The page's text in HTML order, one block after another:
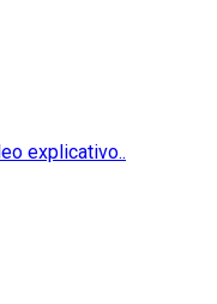
explicativo..